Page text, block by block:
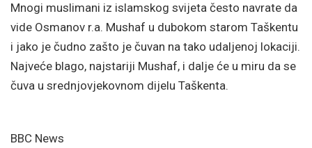
Mnogi muslimani iz islamskog svijeta često navrate da
vide Osmanov r.a. Mushaf u dubokom starom Taškentu
i jako je čudno zašto je čuvan na tako udaljenoj lokaciji.
Najveće blago, najstariji Mushaf, i dalje će u miru da se
čuva u srednjovjekovnom dijelu Taškenta.
BBC News